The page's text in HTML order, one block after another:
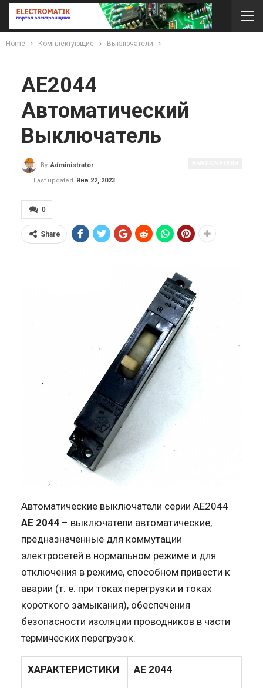
Home Комплектующие Выключатели
АЕ2044
Автоматический
Выключатель
By Administrator
Last updated Янв 22, 2023
0
Share
Автоматические выключатели серии АЕ2044
AE 2044 – выключатели автоматические,
предназначенные для коммутации
электросетей в нормальном режиме и для
отключения в режиме, способном привести к
аварии (т. е. при токах перегрузки и токах
короткого замыкания), обеспечения
безопасности изоляции проводников в части
термических перегрузок.
ХАРАКТЕРИСТИКИ АЕ 2044